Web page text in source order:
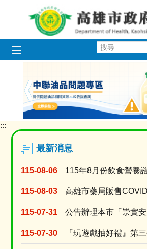
跳到主要內容區塊
顯
圖
片:
中
聯
問
題
油
品
:::
最新消息
115-08-06 115年8月份飲食營養
115-08-03
115-07-31
115-07-30